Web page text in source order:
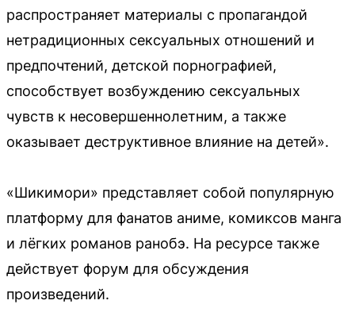
распространяет материалы с пропагандой
нетрадиционных сексуальных отношений и
предпочтений, детской порнографией,
способствует возбуждению сексуальных
чувств к несовершеннолетним, а также
оказывает деструктивное влияние на детей».
«Шикимори» представляет собой популярную
платформу для фанатов аниме, комиксов манга
и лёгких романов ранобэ. На ресурсе также
действует форум для обсуждения
произведений.